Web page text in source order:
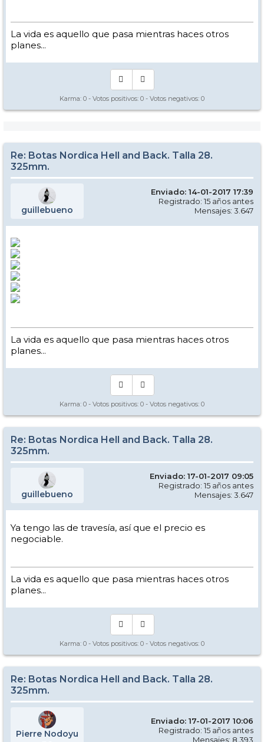
La vida es aquello que pasa mientras haces otros
planes...
Karma: 0 - Votos positivos: 0 - Votos negativos: 0
Re: Botas Nordica Hell and Back. Talla 28.
325mm.
guillebueno
Enviado: 14-01-2017 17:39
Registrado: 15 años antes
Mensajes: 3.647
La vida es aquello que pasa mientras haces otros
planes...
Karma: 0 - Votos positivos: 0 - Votos negativos: 0
Re: Botas Nordica Hell and Back. Talla 28.
325mm.
guillebueno
Enviado: 17-01-2017 09:05
Registrado: 15 años antes
Mensajes: 3.647
Ya tengo las de travesía, así que el precio es
negociable.
La vida es aquello que pasa mientras haces otros
planes...
Karma: 0 - Votos positivos: 0 - Votos negativos: 0
Re: Botas Nordica Hell and Back. Talla 28.
325mm.
Pierre Nodoyu
Enviado: 17-01-2017 10:06
Registrado: 15 años antes
Mensajes: 8.393